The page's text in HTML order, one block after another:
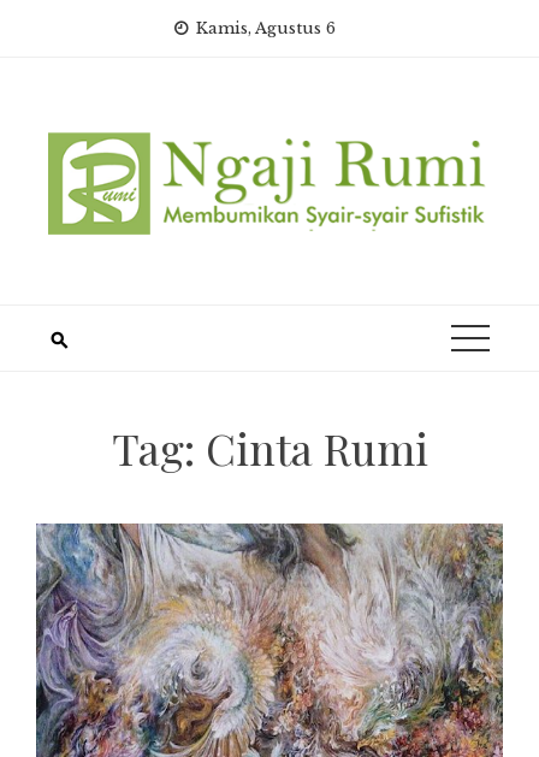
Kamis, Agustus 6
Tag: Cinta Rumi